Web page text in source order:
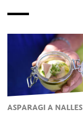
ASPARAGI A NALLES